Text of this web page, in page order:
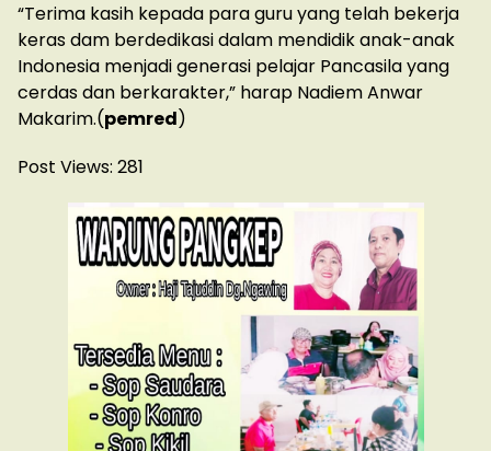
“Terima kasih kepada para guru yang telah bekerja
keras dam berdedikasi dalam mendidik anak-anak
Indonesia menjadi generasi pelajar Pancasila yang
cerdas dan berkarakter,” harap Nadiem Anwar
Makarim.(pemred)
Post Views: 281